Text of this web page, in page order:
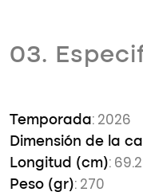
03.
Temporada: 2026
Dimensión de la
Longitud (cm): 69.2
Peso (gr): 270